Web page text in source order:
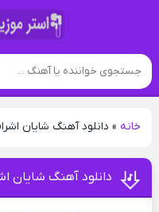
خانه» دانلود آهنگ شایان
دانلود آهنگ شایان